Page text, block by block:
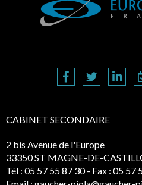
CABINET SECONDAIRE
2 bis Avenue de l'Europe
33350 ST MAGNE-DE-
Tél : 05 57 55 87 30 - Fax : 05 57